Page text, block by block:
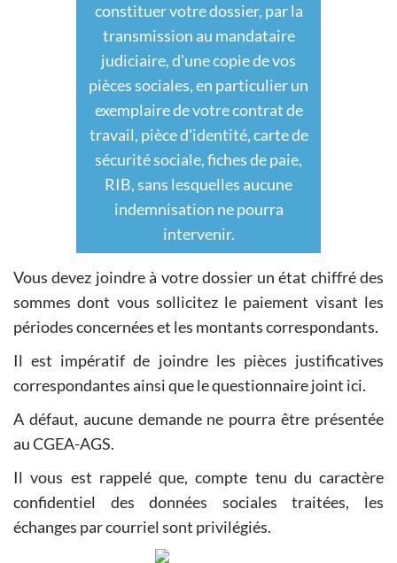
constituer votre dossier, par la
transmission au mandataire
judiciaire, d'une copie de vos
pièces sociales, en particulier un
exemplaire de votre contrat de
travail, pièce d'identité, carte de
sécurité sociale, fiches de paie,
RIB, sans lesquelles aucune
indemnisation ne pourra
intervenir.
Vous devez joindre à votre dossier un état chiffré des
sommes dont vous sollicitez le paiement visant les
périodes concernées et les montants correspondants.
Il est impératif de joindre les pièces justificatives
correspondantes ainsi que le questionnaire joint ici.
A défaut, aucune demande ne pourra être présentée
au CGEA-AGS.
Il vous est rappelé que, compte tenu du caractère
confidentiel des données sociales traitées, les
échanges par courriel sont privilégiés.